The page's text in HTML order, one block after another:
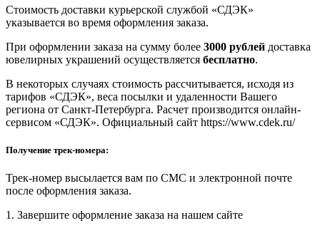
Стоимость доставки курьерской службой «СДЭК»
указывается во время оформления заказа.
При оформлении заказа на сумму более 3000 рублей доставка
ювелирных украшений осуществляется бесплатно.
В некоторых случаях стоимость рассчитывается, исходя из
тарифов «СДЭК», веса посылки и удаленности Вашего
региона от Санкт-Петербурга. Расчет производится онлайн-
сервисом «СДЭК». Официальный сайт https://www.cdek.ru/
Получение трек-номера:
Трек-номер высылается вам по СМС и электронной почте
после оформления заказа.
1. Завершите оформление заказа на нашем сайте